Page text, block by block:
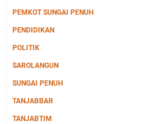
PEMKOT SUNGAI PENUH
PENDIDIKAN
POLITIK
SAROLANGUN
SUNGAI PENUH
TANJABBAR
TANJABTIM